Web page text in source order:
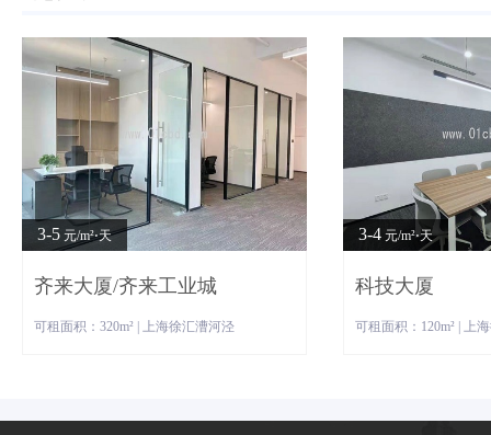
3-5 元/m²⋅天
齐来大厦/齐来工业城
可租面积：320m² | 上海徐汇漕河泾
3-4 元/m²⋅天
科技大厦
可租面积：120m² | 上